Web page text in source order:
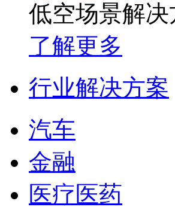
低空场景解决
了解更多
行业解决方案
汽车
金融
医疗医药